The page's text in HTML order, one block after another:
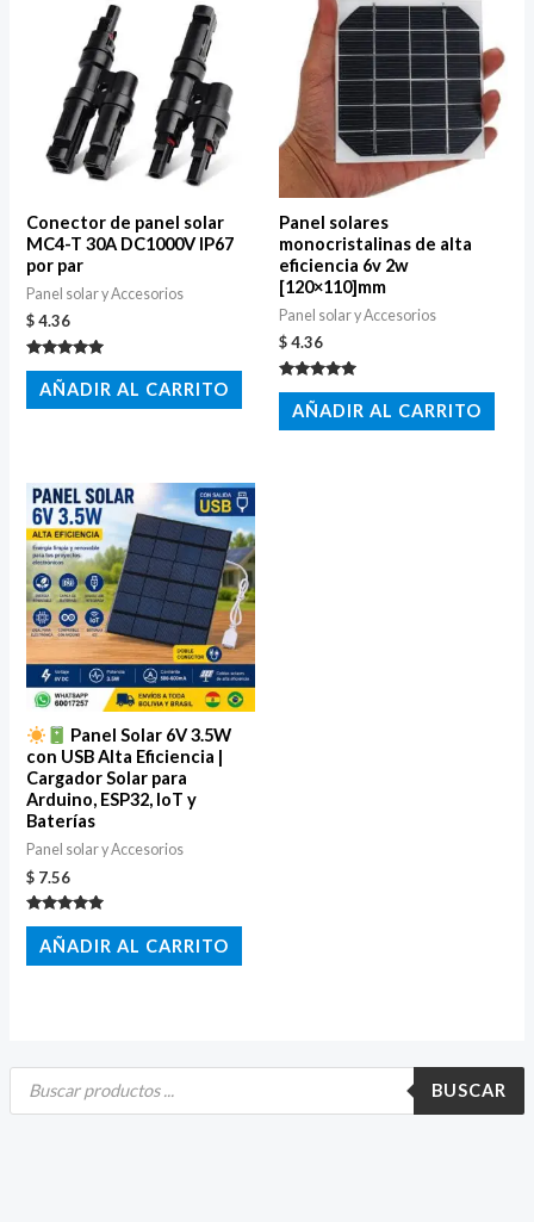
B
BUSCAR
Conector de panel solar
MC4-T 30A DC1000V IP67
por par
Panel solar y Accesorios
$4.36
Valorado
con
5.00
de 5
AÑADIR AL CARRITO
Panel solares
monocristalinas de alta
eficiencia 6v 2w
[120×110]mm
Panel solar y Accesorios
$4.36
Valorado
con
5.00
de 5
AÑADIR AL CARRITO
Panel Solar 6V 3.5W
con USB Alta Eficiencia |
Cargador Solar para
Arduino, ESP32, IoT y
Baterías
Panel solar y Accesorios
$ 7.56
Valorado
con
5.00
de 5
AÑADIR AL CARRITO